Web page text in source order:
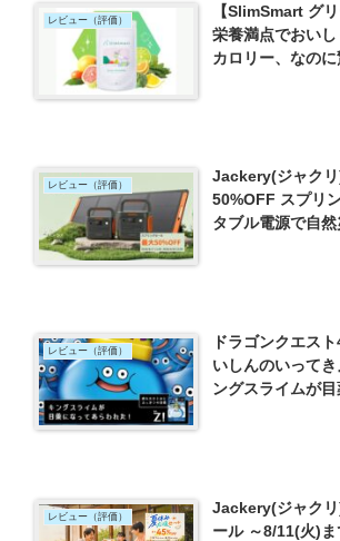
レビュー（評価）
【SlimSmart グ
栄養満点でおい
カロリー、なのに
レビュー（評価）
Jackery(ジャク
50%OFF スプリ
タブル電源で自
レビュー（評価）
ドラゴンクエス
いしんのいって
ングスライムが
レビュー（評価）
Jackery(ジャク
ール ～8/11(火)ま